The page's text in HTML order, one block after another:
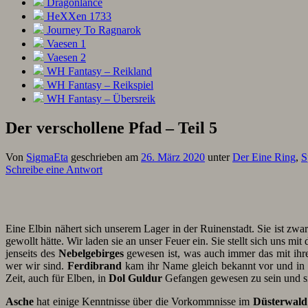
Dragonlance
HeXXen 1733
Journey To Ragnarok
Vaesen 1
Vaesen 2
WH Fantasy – Reikland
WH Fantasy – Reikspiel
WH Fantasy – Übersreik
Der verschollene Pfad – Teil 5
Von SigmaEta geschrieben am 26. März 2020 unterDer Eine Ring,
Schreibe eine Antwort
Eine Elbin nähert sich unserem Lager in der Ruinenstadt. Sie ist
gewollt hätte. Wir laden sie an unser Feuer ein. Sie stellt sich uns mit
jenseits des Nebelgebirgesgewesen ist, was auch immer das mit
wer wir sind. Ferdibrand kam ihr Name gleich bekannt vor und
Zeit, auch für Elben, in Dol Guldur Gefangen gewesen zu sein und
Asche hat einige Kenntnisse über die Vorkommnisse im Düsterwald